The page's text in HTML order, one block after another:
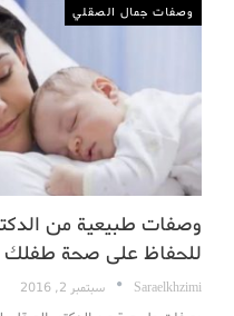
وصفات جمال الصقلي
وصفات طبيعية من
للحفاظ على صحة طفلك
Saraelkhzimi سبتمبر 2, 2016